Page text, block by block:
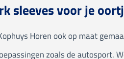
sleeves voor je
Horen ook op maat
zoals de autosport.